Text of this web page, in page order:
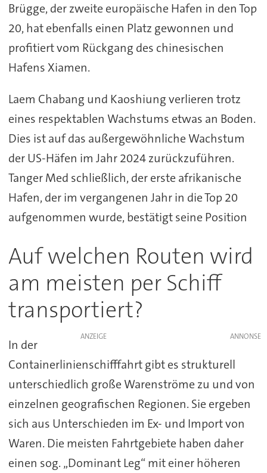
Brügge, der zweite europäische Hafen in den Top
20, hat ebenfalls einen Platz gewonnen und
profitiert vom Rückgang des chinesischen
Hafens Xiamen.
Laem Chabang und Kaoshiung verlieren trotz
eines respektablen Wachstums etwas an Boden.
Dies ist auf das außergewöhnliche Wachstum
der US-Häfen im Jahr 2024 zurückzuführen.
Tanger Med schließlich, der erste afrikanische
Hafen, der im vergangenen Jahr in die Top 20
aufgenommen wurde, bestätigt seine Position
Auf welchen Routen wird
am meisten per Schiff
transportiert?
ANZEIGE
In der
Containerlinienschifffahrt gibt es strukturell
unterschiedlich große Warenströme zu und von
einzelnen geografischen Regionen. Sie ergeben
sich aus Unterschieden im Ex- und Import von
Waren. Die meisten Fahrtgebiete haben daher
einen sog. „Dominant Leg“ mit einer höheren